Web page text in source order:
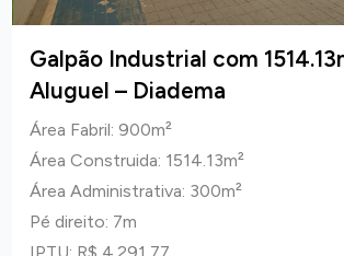
Galpão Industrial com
Aluguel – Diadema
Área Fabril: 900m²
Área Construida: 1514.13m²
Área Administrativa: 300m²
Pé direito: 7m
IPTU: R$ 4.291,77